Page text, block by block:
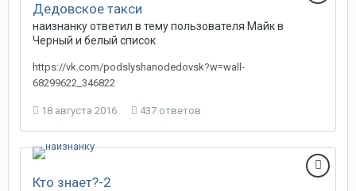
Дедовское такси
наизнанкуответил в тему пользователя Майкв
Черный и белый список
https://vk.com/podslyshanodedovsk?w=wall-
68299622_346822
18 августа 2016 437 ответов
Кто знает?-2